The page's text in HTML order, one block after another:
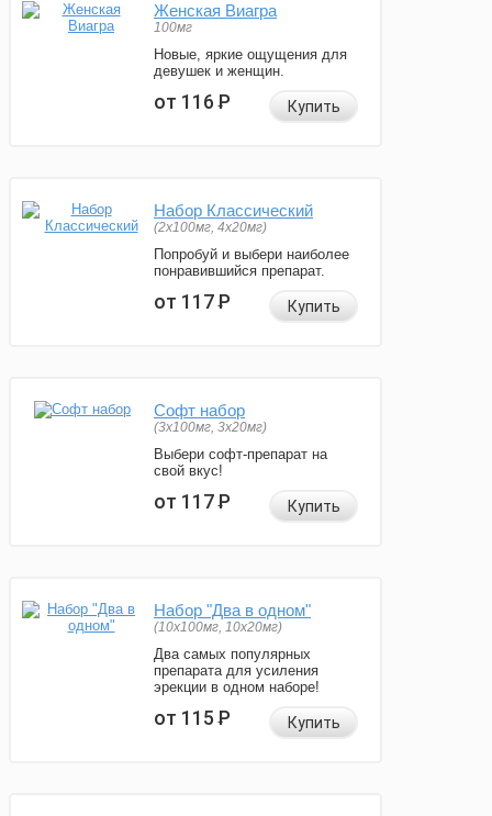
Женская Виагра
100мг
Новые, яркие ощущения для
девушек и женщин.
от 116Р Купить
Набор Классический
(2x100мг, 4x20мг)
Попробуй и выбери наиболее
понравившийся препарат.
от 117Р Купить
Софт набор
(3x100мг, 3x20мг)
Выбери софт-препарат на
свой вкус!
от 117Р Купить
Набор "Два в одном"
(10x100мг, 10x20мг)
Два самых популярных
препарата для усиления
эрекции в одном наборе!
от 115Р Купить